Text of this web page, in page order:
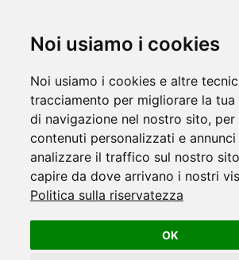
Noi usiamo i cookies
Noi usiamo i cookies e altre
tracciamento per migliorare la tua
di navigazione nel nostro sito,
contenuti personalizzati e
analizzare il traffico sul nostro
capire da dove arrivano i nostri
Politica sulla riservatezza
OK